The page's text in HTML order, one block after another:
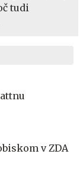
tudi
v ZDA